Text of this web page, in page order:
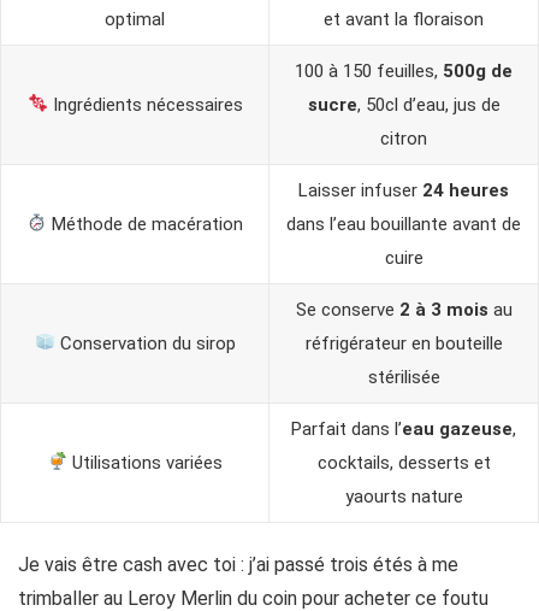
optimal
et avant la floraison
Ingrédients nécessaires
100 à 150 feuilles, 500g de
sucre, 50cl d’eau, jus de
citron
Méthode de macération
Laisser infuser 24 heures
dans l’eau bouillante avant de
cuire
Conservation du sirop
Se conserve 2 à 3 mois au
réfrigérateur en bouteille
stérilisée
Utilisations variées
Parfait dans l’eau gazeuse,
cocktails, desserts et
yaourts nature
Je vais être cash avec toi : j’ai passé trois étés à me
trimballer au Leroy Merlin du coin pour acheter ce foutu